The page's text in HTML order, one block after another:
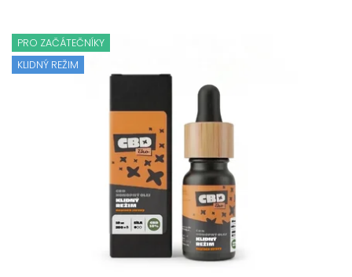
PRO ZAČÁTEČNÍKY
KLIDNÝ REŽIM